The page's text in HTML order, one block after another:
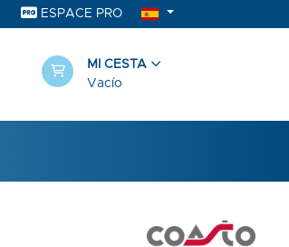
ESPACE PRO
MI CESTA
Vacío